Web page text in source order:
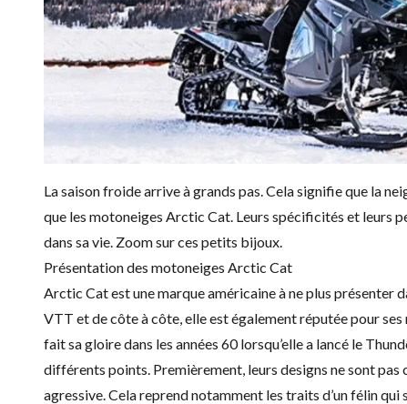
La saison froide arrive à grands pas. Cela signifie que la
que les motoneiges Arctic Cat . Leurs spécificités et leurs
dans sa vie. Zoom sur ces petits bijoux.
Présentation des motoneiges Arctic Cat
Arctic Cat est une marque américaine à ne plus présenter
VTT et de côte à côte, elle est également réputée pour
fait sa gloire dans les années 60 lorsqu’elle a lancé le
différents points. Premièrement, leurs designs ne sont
agressive. Cela reprend notamment les traits d’un félin